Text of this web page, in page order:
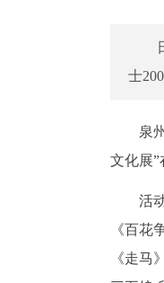
士
泉
文化展”
活
《百花
《走马